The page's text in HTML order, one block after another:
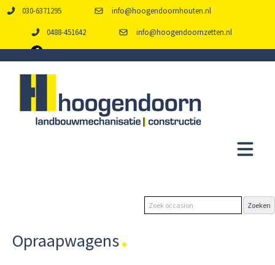
030-6371295 info@hoogendoornhouten.nl
0488-451642 info@hoogendoornzetten.nl
Opraapwagens